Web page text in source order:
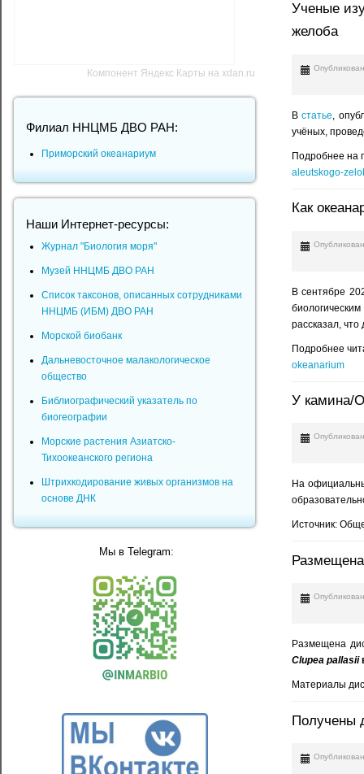
Ученые
желоба
Встатье,
учёных,
Подробнее на
aleutskogo-
Как
В сентябре
рассказал,
Подробнее
okeanarium
У камина/
На
Источник:
Размещена
Clupea pallasii
Материалы
Получены
Компонент Яндекс Карты на xdan.ru
Филиал ННЦМБ ДВО РАН:
Приморский океанариум
Наши Интернет-ресурсы:
Журнал "Биология моря"
Музей ННЦМБ ДВО РАН
Список таксонов, описанных сотрудниками
ННЦМБ (ИБМ) ДВО РАН
Морской биобанк
Дальневосточное малакологическое
общество
Библиографический указатель по
биогеографии
Морские растения Азиатско-
Тихоокеанского региона
Штрихкодирование живых организмов на
основе ДНК
Мы в Telegram: